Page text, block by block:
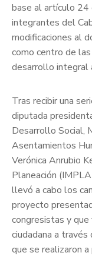
base al artículo 24
integrantes del
modificaciones al
como centro de
desarrollo integral
Tras recibir una
diputada
Desarrollo Social,
Asentamientos
Verónica Anrubio
Planeación
llevó a cabo los
proyecto
congresistas y
ciudadana a
que se realizaron a